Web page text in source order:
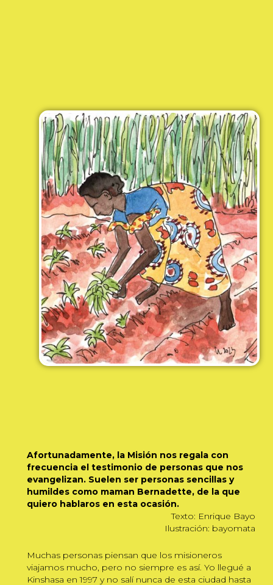
Afortunadamente, la Misión nos regala con
frecuencia el testimonio de personas que nos
evangelizan. Suelen ser personas sencillas y
humildes como maman Bernadette, de la que
quiero hablaros en esta ocasión.
Texto: Enrique Bayo
Ilustración: bayomata
Muchas personas piensan que los misioneros
viajamos mucho, pero no siempre es así. Yo llegué a
Kinshasa en 1997 y no salí nunca de esta ciudad hasta